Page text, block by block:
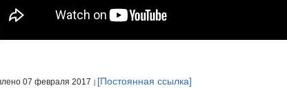
07 февраля 2017 [Постоянная ссылка]